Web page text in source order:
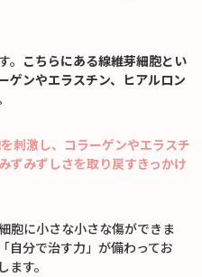
こちらにある線維芽細胞とい
ゲンやエラスチン、ヒアルロン
刺激し、コラーゲンやエラスチ
ずみずしさを取り戻すきっかけ
胞に小さな小さな傷ができま
自分で治す力」が備わってお
す。